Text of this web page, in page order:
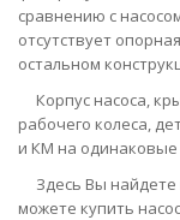
сравнению с
отсутствует
остальном
Корпус насоса,
рабочего колеса,
и КМ на
Здесь Вы найдете
можете купить